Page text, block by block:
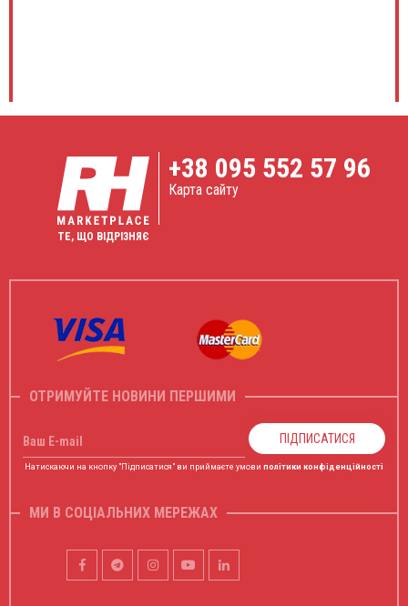
ТЕ, ЩО ВІДРІЗНЯЄ
+38 095 552 57 96
Карта сайту
ОТРИМУЙТЕ НОВИНИ ПЕРШИМИ
Ваш E-mail ПІДПИСАТИСЯ
Натискаючи на кнопку "Підписатися" ви приймаєте умови політики конфіденційності
МИ В СОЦІАЛЬНИХ МЕРЕЖАХ